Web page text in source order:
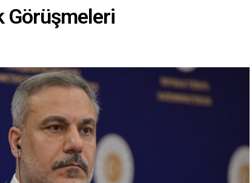
Görüşmeleri